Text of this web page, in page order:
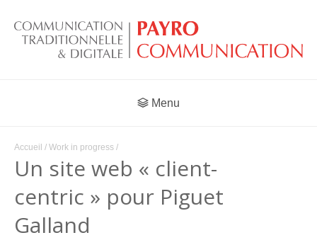
Menu
Accueil / Work in progress /
Un site web « client-
centric » pour Piguet
Galland